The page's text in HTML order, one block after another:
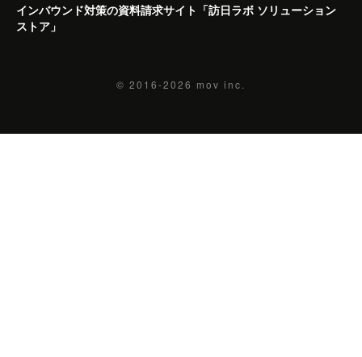
インバウンド対策の資料請求サイト「訪日ラボ ソリューション
ストア」
© 2016-2026 mov inc.